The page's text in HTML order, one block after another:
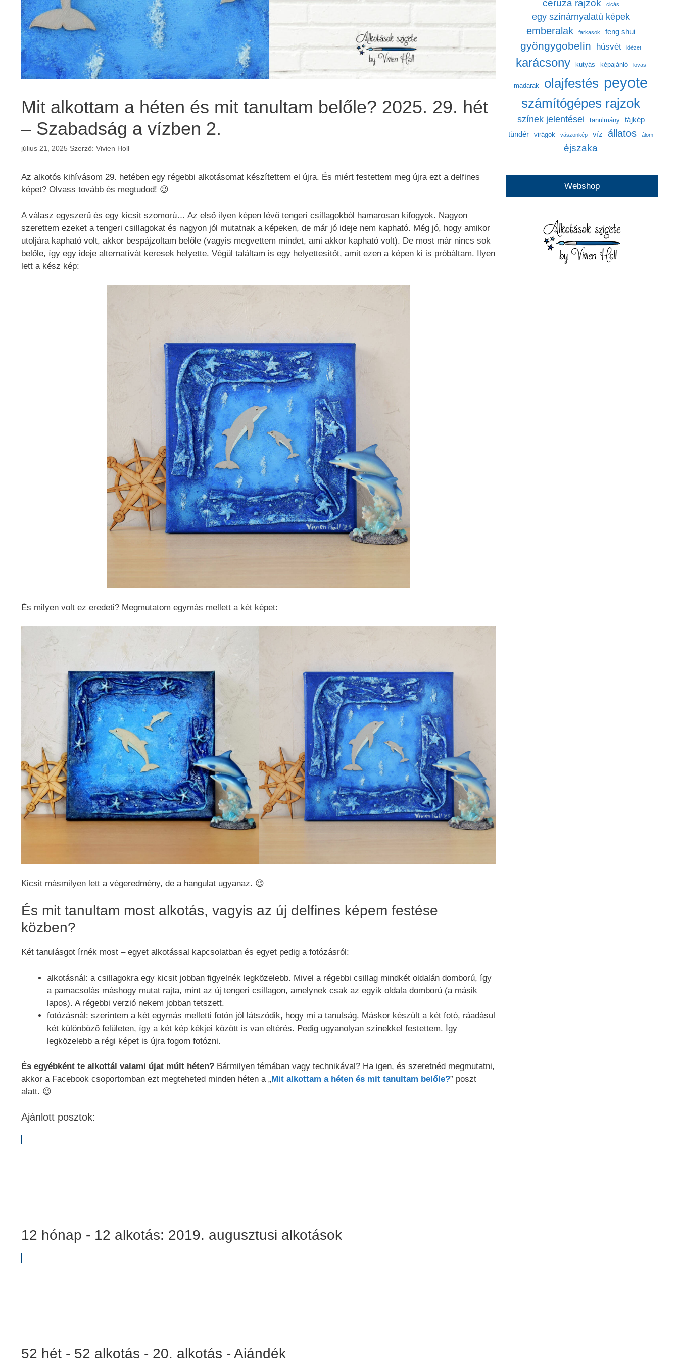
Mit alkottam a héten és mit tanultam belőle? 2025. 29. hét
– Szabadság a vízben 2.
július 21, 2025 Szerző: Vivien Holl
Az alkotós kihívásom 29. hetében egy régebbi alkotásomat készítettem el újra. És miért festettem meg újra ezt a delfines
képet? Olvass tovább és megtudod! 😉
A válasz egyszerű és egy kicsit szomorú… Az első ilyen képen lévő tengeri csillagokból hamarosan kifogyok. Nagyon
szerettem ezeket a tengeri csillagokat és nagyon jól mutatnak a képeken, de már jó ideje nem kapható. Még jó, hogy amikor
utoljára kapható volt, akkor bespájzoltam belőle (vagyis megvettem mindet, ami akkor kapható volt). De most már nincs sok
belőle, így egy ideje alternatívát keresek helyette. Végül találtam is egy helyettesítőt, amit ezen a képen ki is próbáltam. Ilyen
lett a kész kép:
És milyen volt ez eredeti? Megmutatom egymás mellett a két képet:
Kicsit másmilyen lett a végeredmény, de a hangulat ugyanaz. 😉
És mit tanultam most alkotás, vagyis az új delfines képem festése
közben?
Két tanulásgot írnék most – egyet alkotással kapcsolatban és egyet pedig a fotózásról:
alkotásnál: a csillagokra egy kicsit jobban figyelnék legközelebb. Mivel a régebbi csillag mindkét oldalán domború, így
a pamacsolás máshogy mutat rajta, mint az új tengeri csillagon, amelynek csak az egyik oldala domború (a másik
lapos). A régebbi verzió nekem jobban tetszett.
fotózásnál: szerintem a két egymás melletti fotón jól látszódik, hogy mi a tanulság. Máskor készült a két fotó, ráadásul
két különböző felületen, így a két kép kékjei között is van eltérés. Pedig ugyanolyan színekkel festettem. Így
legközelebb a régi képet is újra fogom fotózni.
És egyébként te alkottál valami újat múlt héten? Bármilyen témában vagy technikával? Ha igen, és szeretnéd megmutatni,
akkor a Facebook csoportomban ezt megteheted minden héten a „ Mit alkottam a héten és mit tanultam belőle?” poszt
alatt. 😉
Ajánlott posztok:
12 hónap - 12 alkotás: 2019. augusztusi alkotások
52 hét - 52 alkotás - 20. alkotás - Ajándék
ceruza rajzok cicás
egy színárnyalatú képek
emberalak farkasok feng shui
gyöngygobelin húsvét idézet
karácsony kutyás képajánló lovas
madarak olajfestés peyote
számítógépes rajzok
színek jelentései tanulmány
tájkép
tündér
virágok vászonkép víz állatos álom
éjszaka
Webshop